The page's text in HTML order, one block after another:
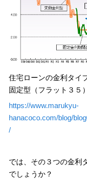
住宅ローンの金利タイ
固定型（フラット３５
https://www.marukyu-
hanacoco.com/blog/
/
では、その３つの金利
でしょうか？